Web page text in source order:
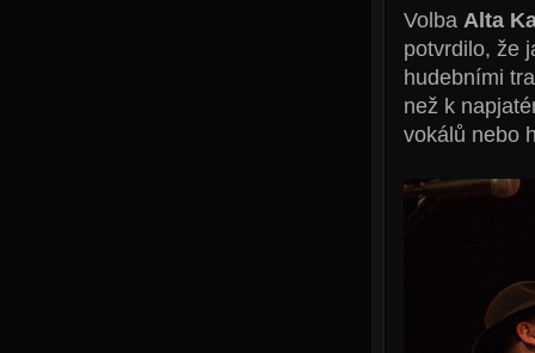
Volba Alta
potvrdilo, že
hudebními
než k
vokálů nebo